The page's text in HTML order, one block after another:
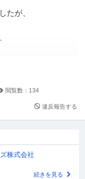
たが、
ので、
しょうか？
閲覧数： 134
違反報告する
株式会社
続きを見る